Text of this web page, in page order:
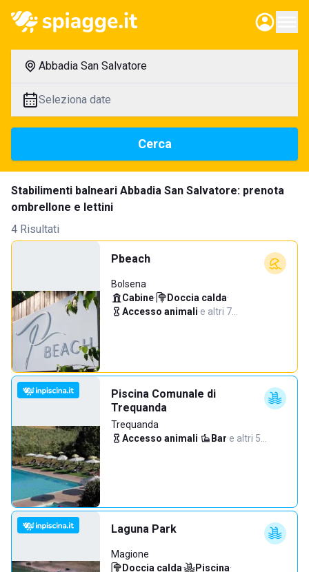
Abbadia San Salvatore
Seleziona date
Cerca
Stabilimenti balneari Abbadia San Salvatore: prenota
ombrellone e lettini
4 Risultati
Pbeach
Bolsena
Cabine· Doccia calda·
Accesso animali·e altri 7…
Piscina Comunale di
Trequanda
Trequanda
Accesso animali· Bar·e altri 5…
Laguna Park
Magione
Doccia calda· Piscina·